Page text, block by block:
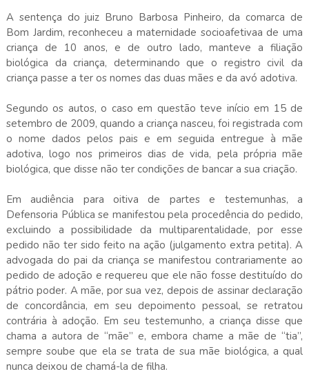
A sentença do juiz Bruno Barbosa Pinheiro, da comarca de
Bom Jardim, reconheceu a maternidade socioafetivaa de uma
criança de 10 anos, e de outro lado, manteve a filiação
biológica da criança, determinando que o registro civil da
criança passe a ter os nomes das duas mães e da avó adotiva.
Segundo os autos, o caso em questão teve início em 15 de
setembro de 2009, quando a criança nasceu, foi registrada com
o nome dados pelos pais e em seguida entregue à mãe
adotiva, logo nos primeiros dias de vida, pela própria mãe
biológica, que disse não ter condições de bancar a sua criação.
Em audiência para oitiva de partes e testemunhas, a
Defensoria Pública se manifestou pela procedência do pedido,
excluindo a possibilidade da multiparentalidade, por esse
pedido não ter sido feito na ação (julgamento extra petita). A
advogada do pai da criança se manifestou contrariamente ao
pedido de adoção e requereu que ele não fosse destituído do
pátrio poder. A mãe, por sua vez, depois de assinar declaração
de concordância, em seu depoimento pessoal, se retratou
contrária à adoção. Em seu testemunho, a criança disse que
chama a autora de “mãe” e, embora chame a mãe de “tia”,
sempre soube que ela se trata de sua mãe biológica, a qual
nunca deixou de chamá-la de filha.